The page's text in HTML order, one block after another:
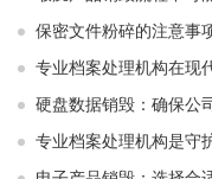
保密文件粉碎的注意事
专业档案处理机构在现
硬盘数据销毁：确保公
专业档案处理机构是守